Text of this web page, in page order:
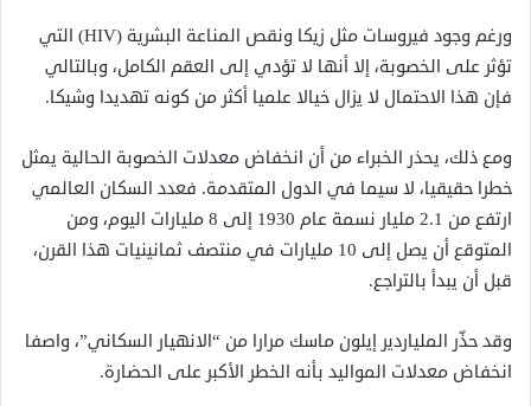
ورغم وجود فيروسات مثل زيكا ونقص المناعة البشرية (HIV) التي
تؤثر على الخصوبة، إلا أنها لا تؤدي إلى العقم الكامل، وبالتالي
فإن هذا الاحتمال لا يزال خيالا علميا أكثر من كونه تهديدا وشيكا.
ومع ذلك، يحذر الخبراء من أن انخفاض معدلات الخصوبة الحالية يمثل
خطرا حقيقيا، لا سيما في الدول المتقدمة. فعدد السكان العالمي
ارتفع من 2.1 مليار نسمة عام 1930 إلى 8 مليارات اليوم، ومن
المتوقع أن يصل إلى 10 مليارات في منتصف ثمانينيات هذا القرن،
قبل أن يبدأ بالتراجع.
وقد حذّر الملياردير إيلون ماسك مرارا من “الانهيار السكاني”، واصفا
انخفاض معدلات المواليد بأنه الخطر الأكبر على الحضارة.